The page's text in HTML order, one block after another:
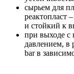
сырьем для
реактопласт
и стойкий к
при выходе с
давлением, в
bar в